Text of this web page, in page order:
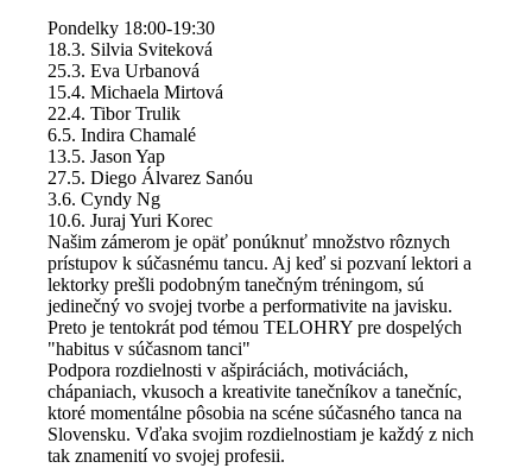
Pondelky 18:00-19:30
18.3. Silvia Sviteková
25.3. Eva Urbanová
15.4. Michaela Mirtová
22.4. Tibor Trulik
6.5. Indira Chamalé
13.5. Jason Yap
27.5. Diego Álvarez Sanóu
3.6. Cyndy Ng
10.6. Juraj Yuri Korec
Našim zámerom je opäť ponúknuť množstvo rôznych
prístupov k súčasnému tancu. Aj keď si pozvaní lektori a
lektorky prešli podobným tanečným tréningom, sú
jedinečný vo svojej tvorbe a performativite na javisku.
Preto je tentokrát pod témou TELOHRY pre dospelých
"habitus v súčasnom tanci"
Podpora rozdielnosti v ašpiráciách, motiváciách,
chápaniach, vkusoch a kreativite tanečníkov a tanečníc,
ktoré momentálne pôsobia na scéne súčasného tanca na
Slovensku. Vďaka svojim rozdielnostiam je každý z nich
tak znamenití vo svojej profesii.